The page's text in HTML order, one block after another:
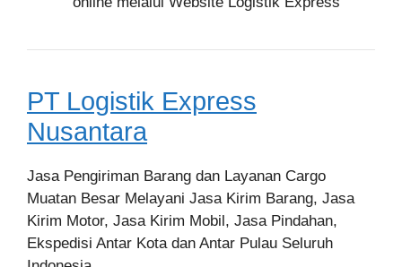
PT Logistik Express
Nusantara
Jasa Pengiriman Barang dan Layanan Cargo
Muatan Besar Melayani Jasa Kirim Barang, Jasa
Kirim Motor, Jasa Kirim Mobil, Jasa Pindahan,
Ekspedisi Antar Kota dan Antar Pulau Seluruh